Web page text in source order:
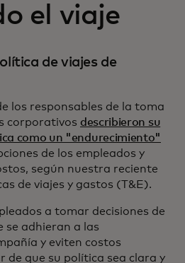
el viaje
de viajes de
los responsables de la toma
corporativos describieron su
como un "endurecimiento"
de los empleados y
según nuestra reciente
de viajes y gastos (T&E).
a tomar decisiones de
se adhieran a las
y eviten costos
de que su política sea clara y